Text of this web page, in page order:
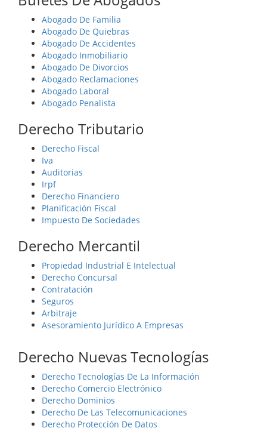
Abogado De Familia
Abogado De Quiebras
Abogado De Accidentes
Abogado Inmobiliario
Abogado De Divorcios
Abogado Reclamaciones
Abogado Laboral
Abogado Penalista
Derecho Tributario
Derecho Fiscal
Iva
Auditorias
Irpf
Derecho Financiero
Planificación Fiscal
Impuesto De Sociedades
Derecho Mercantil
Propiedad Industrial E Intelectual
Derecho Concursal
Contratación
Seguros
Arbitraje
Asesoramiento Jurídico A Empresas
Derecho Nuevas Tecnologías
Derecho Tecnologías De La Información
Derecho Comercio Electrónico
Derecho Dominios
Derecho De Las Telecomunicaciones
Derecho Protección De Datos